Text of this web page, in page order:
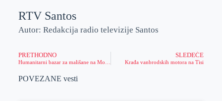
RTV Santos
Autor: Redakcija radio televizije Santos
PRETHODNO SLEDEĆE
Krađa vanbrodskih motora na Tisi
POVEZANE vesti